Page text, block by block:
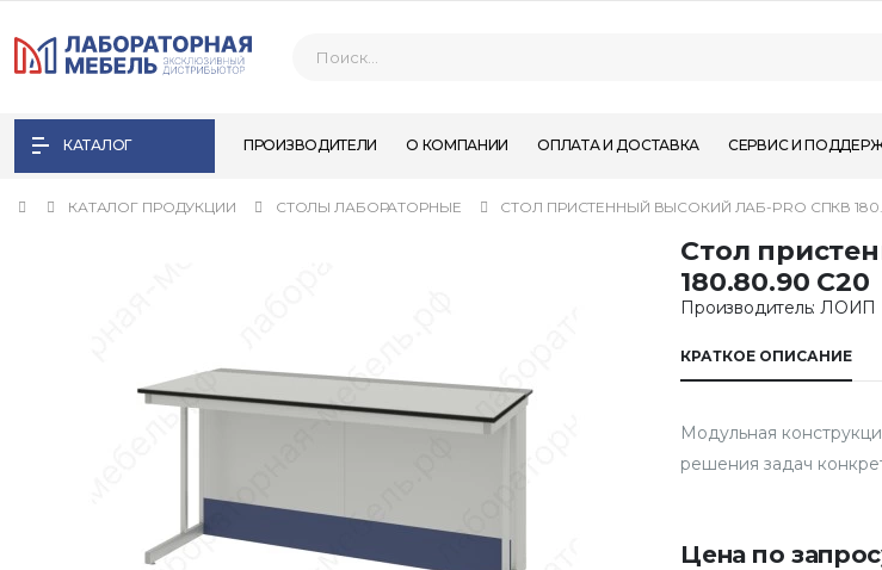
КАТАЛОГ ПРОИЗВОДИТЕЛИ О КОМПАНИИ ОПЛАТА И ДОСТАВКА СЕРВИС И
КАТАЛОГ ПРОДУКЦИИ СТОЛЫ ЛАБОРАТОРНЫЕ СТОЛ ПРИСТЕННЫЙ ВЫСОКИЙ ЛАБ-PRO СПКВ
Стол
180.80.90 C20
Производитель: ЛОИП
КРАТКОЕ ОПИСАНИЕ
Модульная
решения задач
Цена по